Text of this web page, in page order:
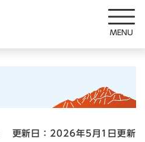
更新日：2026年5月1日更新